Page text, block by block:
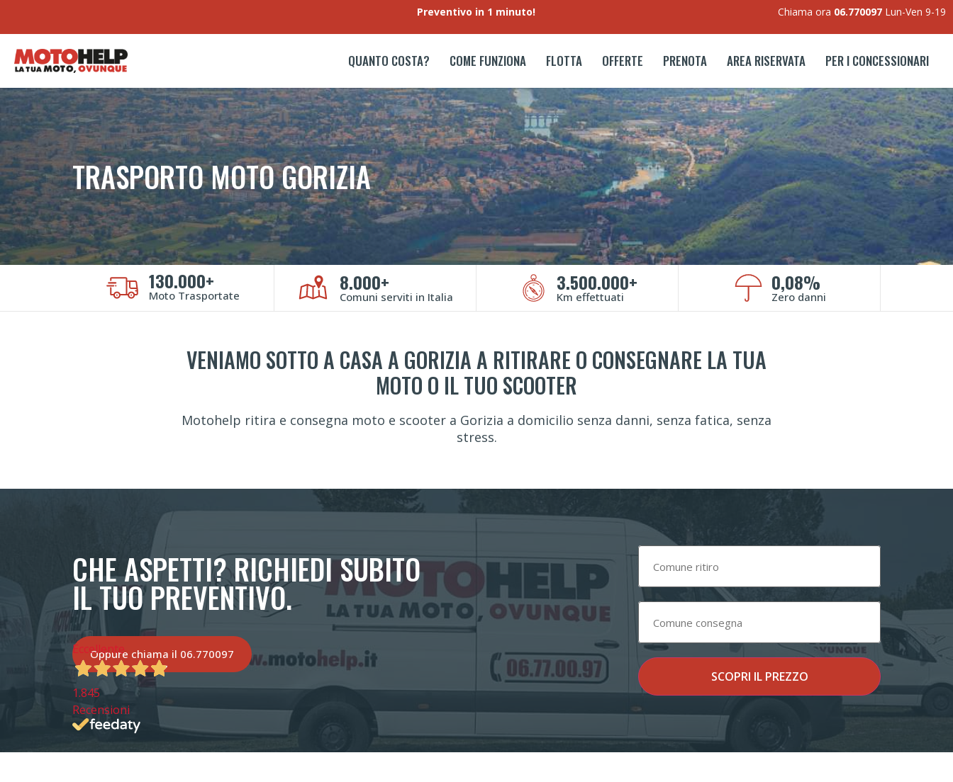
Preventivo in 1 minuto! Chiama ora 06.770097 Lun-Ven 9-19
QUANTO COSTA? COME FUNZIONA FLOTTA OFFERTE PRENOTA AREA RISERVATA PER I CONCESSIONARI
TRASPORTO MOTO GORIZIA
130.000+
Moto Trasportate
8.000+
Comuni serviti in Italia
3.500.000+
Km effettuati
0,08%
Zero danni
VENIAMO SOTTO A CASA A GORIZIA A RITIRARE O CONSEGNARE LA TUA
MOTO O IL TUO SCOOTER
Motohelp ritira e consegna moto e scooter a Gorizia a domicilio senza danni, senza fatica, senza
stress.
CHE ASPETTI? RICHIEDI SUBITO
IL TUO PREVENTIVO.
Oppure chiama il 06.770097
Eccellente
1.845
Recensioni
SCOPRI IL PREZZO